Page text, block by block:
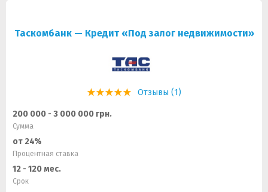
Таскомбанк — Кредит «Под залог недвижимости»
Отзывы (1)
200 000 - 3 000 000 грн.
Сумма
от 24%
Процентная ставка
12 - 120 мес.
Срок